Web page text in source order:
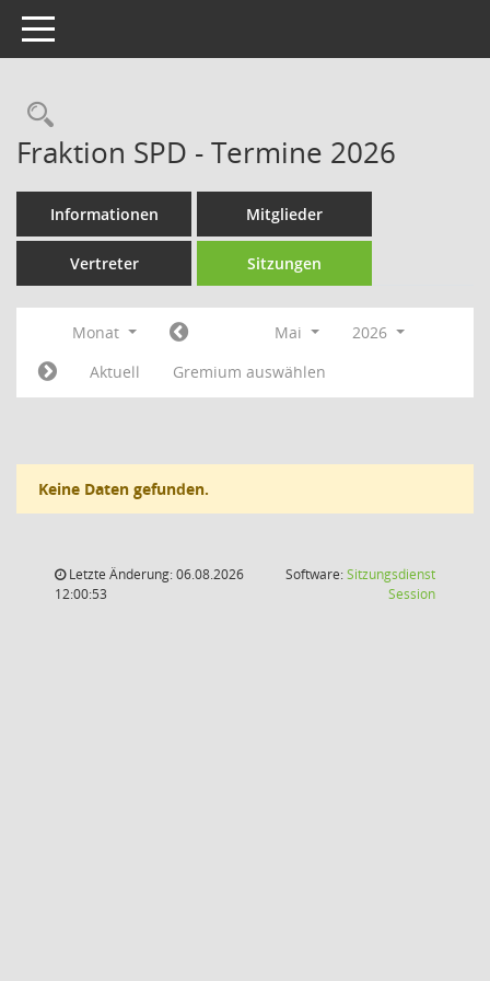
Toggle navigation
Rechercheauswahl
Fraktion SPD - Termine 2026
Informationen Mitglieder
Vertreter Sitzungen
Monat Mai
2026
Aktuell
Gremium auswählen
Keine Daten gefunden.
Letzte Änderung: 06.08.2026
12:00:53
Software:Sitzungsdienst
Session(Wird in